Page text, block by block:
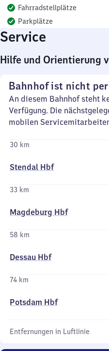
Fahrradstellplätze
Parkplätze
Service
Hilfe und Orientierung
Bahnhof ist nicht
An diesem Bahnhof steht
Verfügung. Die
mobilen
30 km
Stendal Hbf
33 km
Magdeburg Hbf
58 km
Dessau Hbf
74 km
Potsdam Hbf
Entfernungen in Luftlinie